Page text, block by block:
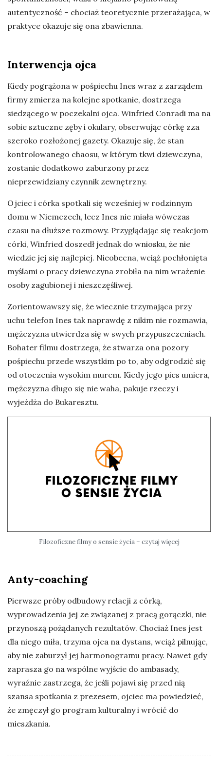
autentyczność – chociaż teoretycznie przerażająca, w
praktyce okazuje się ona zbawienna.
Interwencja ojca
Kiedy pogrążona w pośpiechu Ines wraz z zarządem
firmy zmierza na kolejne spotkanie, dostrzega
siedzącego w poczekalni ojca. Winfried Conradi ma na
sobie sztuczne zęby i okulary, obserwując córkę zza
szeroko rozłożonej gazety. Okazuje się, że stan
kontrolowanego chaosu, w którym tkwi dziewczyna,
zostanie dodatkowo zaburzony przez
nieprzewidziany czynnik zewnętrzny.
Ojciec i córka spotkali się wcześniej w rodzinnym
domu w Niemczech, lecz Ines nie miała wówczas
czasu na dłuższe rozmowy. Przyglądając się reakcjom
córki, Winfried doszedł jednak do wniosku, że nie
wiedzie jej się najlepiej. Nieobecna, wciąż pochłonięta
myślami o pracy dziewczyna zrobiła na nim wrażenie
osoby zagubionej i nieszczęśliwej.
Zorientowawszy się, że wiecznie trzymająca przy
uchu telefon Ines tak naprawdę z nikim nie rozmawia,
mężczyzna utwierdza się w swych przypuszczeniach.
Bohater filmu dostrzega, że stwarza ona pozory
pośpiechu przede wszystkim po to, aby odgrodzić się
od otoczenia wysokim murem. Kiedy jego pies umiera,
mężczyzna długo się nie waha, pakuje rzeczy i
wyjeżdża do Bukaresztu.
Filozoficzne filmy o sensie życia – czytaj więcej
Anty-coaching
Pierwsze próby odbudowy relacji z córką,
wyprowadzenia jej ze związanej z pracą gorączki, nie
przynoszą pożądanych rezultatów. Chociaż Ines jest
dla niego miła, trzyma ojca na dystans, wciąż pilnując,
aby nie zaburzył jej harmonogramu pracy. Nawet gdy
zaprasza go na wspólne wyjście do ambasady,
wyraźnie zastrzega, że jeśli pojawi się przed nią
szansa spotkania z prezesem, ojciec ma powiedzieć,
że zmęczył go program kulturalny i wrócić do
mieszkania.